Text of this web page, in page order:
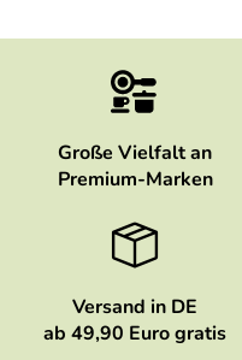
Große Vielfalt an
Premium-Marken
Versand in DE
ab 49,90 Euro gratis